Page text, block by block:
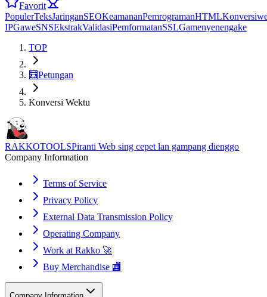
Favorit
PopulerTeksJaringanSEOKeamananPemrogramanHTMLKonversi
IPGaweSNSEkstrakValidasiPemformatanSSLGamenyenengake
TOP
🧮Petungan
Konversi Wektu
RAKKOTOOLSPiranti Web sing cepet lan gampang dienggo
Company Information
Terms of Service
Privacy Policy
External Data Transmission Policy
Operating Company
Work at Rakko 🚀
Buy Merchandise 🏬